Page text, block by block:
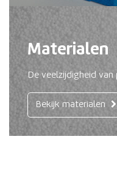
Materialen
De veelzijdigheid van
Bekijk materialen